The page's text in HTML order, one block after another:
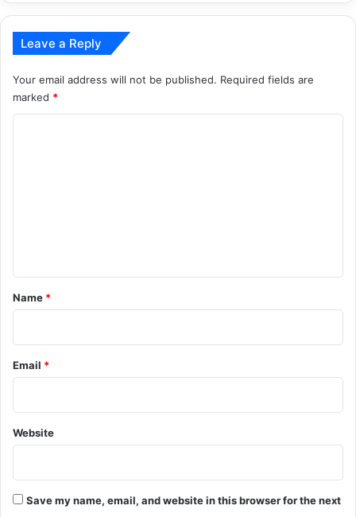
Leave a Reply
Your email address will not be published. Required fields are
marked *
*
Name *
Email *
Website
Save my name, email, and website in this browser for the next